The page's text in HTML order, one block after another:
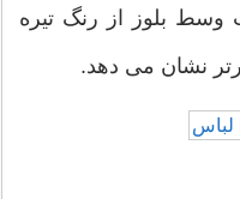
بلوز از رنگ تیره
نشان می دهد.